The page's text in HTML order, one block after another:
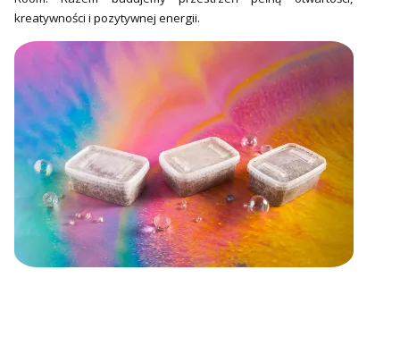
kreatywności i pozytywnej energii.